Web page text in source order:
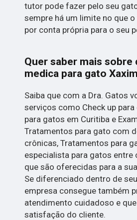
tutor pode fazer pelo seu
sempre há um limite no que
por conta própria para o seu
Quer saber mais sobre
medica para gato
Saiba que com a Dra. Gatos
serviços como Check up para
para gatos em Curitiba e
Tratamentos para gato com
crônicas, Tratamentos para
especialista para gatos entre
que são oferecidas para a
Se diferenciado dentro de
empresa consegue também
atendimento cuidadoso e
satisfação do cliente.